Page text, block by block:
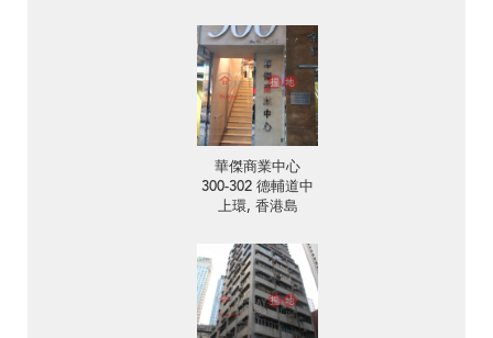
華傑商業中心
300-302 德輔道中
上環, 香港島